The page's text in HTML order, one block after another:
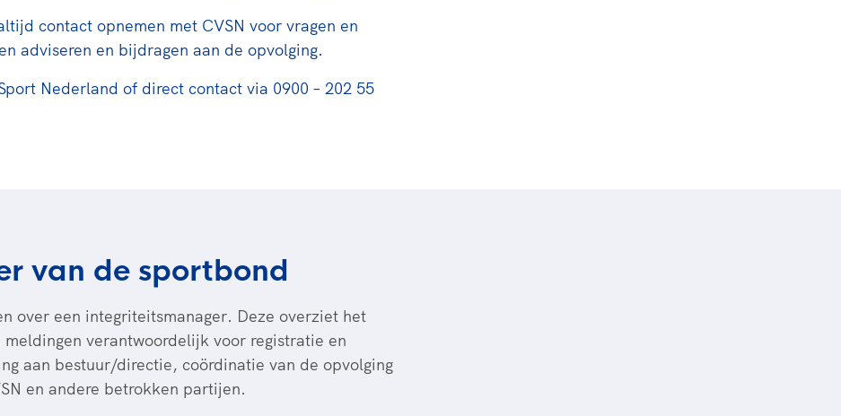
contact opnemen met CVSN voor vragen en
adviseren en bijdragen aan de opvolging.
Nederland of direct contact via 0900 – 202 55
van de sportbond
over een integriteitsmanager. Deze overziet het
verantwoordelijk voor registratie en
aan bestuur/directie, coördinatie van de opvolging
en andere betrokken partijen.